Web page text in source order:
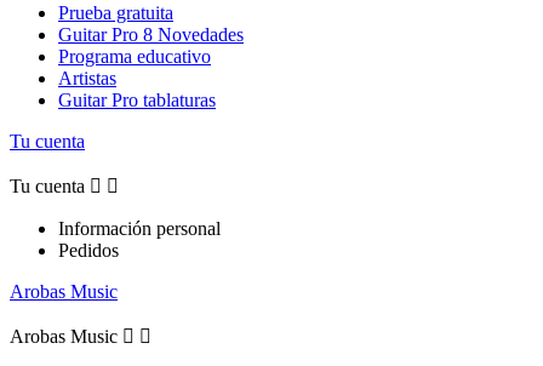
Prueba gratuita
Guitar Pro 8 Novedades
Programa educativo
Artistas
Guitar Pro tablaturas
Tu cuenta
Tu cuenta  
Información personal
Pedidos
Arobas Music
Arobas Music  